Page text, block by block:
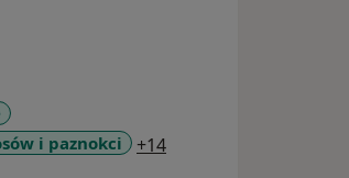
i paznokci +14a11y_sr_more_diseases